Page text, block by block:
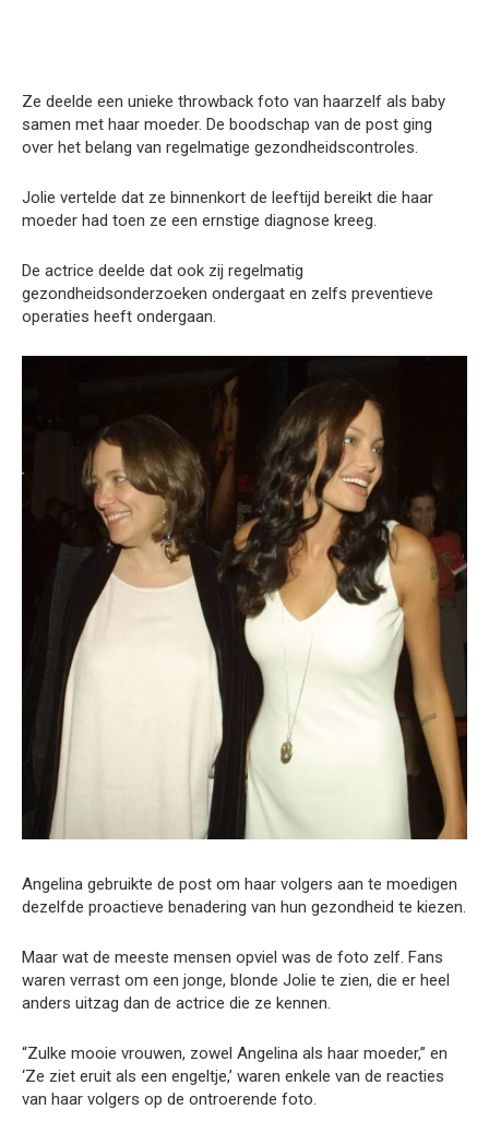
Ze deelde een unieke throwback foto van haarzelf als baby
samen met haar moeder. De boodschap van de post ging
over het belang van regelmatige gezondheidscontroles.
Jolie vertelde dat ze binnenkort de leeftijd bereikt die haar
moeder had toen ze een ernstige diagnose kreeg.
De actrice deelde dat ook zij regelmatig
gezondheidsonderzoeken ondergaat en zelfs preventieve
operaties heeft ondergaan.
Angelina gebruikte de post om haar volgers aan te moedigen
dezelfde proactieve benadering van hun gezondheid te kiezen.
Maar wat de meeste mensen opviel was de foto zelf. Fans
waren verrast om een jonge, blonde Jolie te zien, die er heel
anders uitzag dan de actrice die ze kennen.
“Zulke mooie vrouwen, zowel Angelina als haar moeder,” en
‘Ze ziet eruit als een engeltje,’ waren enkele van de reacties
van haar volgers op de ontroerende foto.